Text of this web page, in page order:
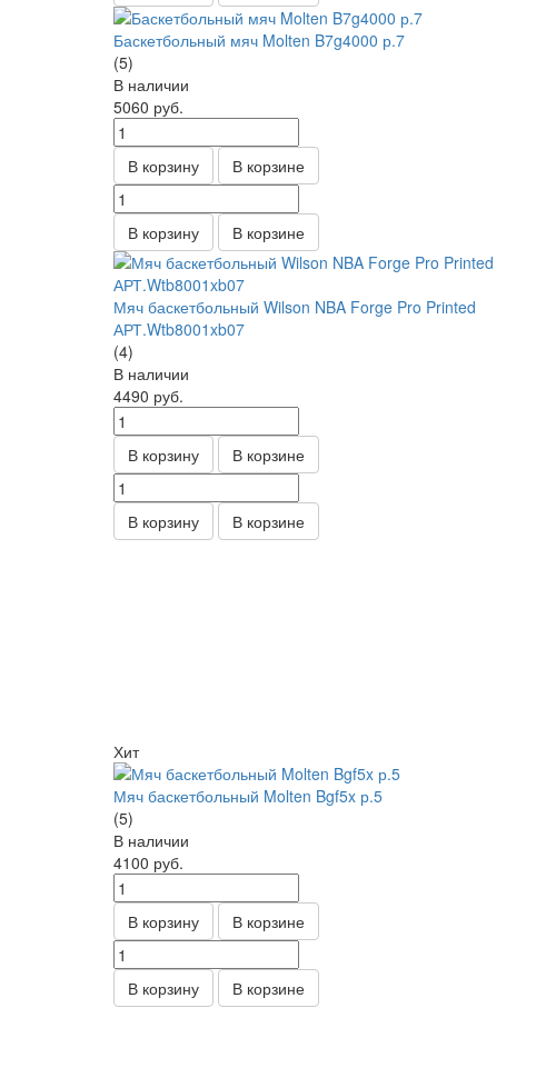
Баскетбольный мяч Molten B7g4000 р.7
(5)
В наличии
5060 руб.
В корзину В корзине
В корзину В корзине
Мяч баскетбольный Wilson NBA Forge Pro Printed
АРТ.Wtb8001xb07
(4)
В наличии
4490 руб.
В корзину В корзине
В корзину В корзине
Хит
Мяч баскетбольный Molten Bgf5x р.5
(5)
В наличии
4100 руб.
В корзину В корзине
В корзину В корзине